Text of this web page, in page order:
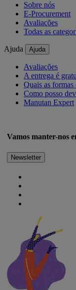
Sobre nós
E-Procurement
Avaliações
Todas as
Ajuda Ajuda
Avaliações
A entrega é
Quais as formas
Como posso
Manutan Expert
Vamos manter-nos
Newsletter